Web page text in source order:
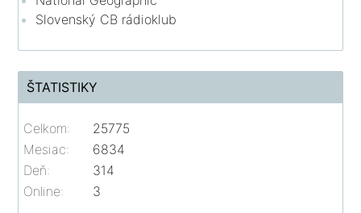
Slovenský CB rádioklub
ŠTATISTIKY
Online: 3
Celkom:
25775
Mesiac:
6834
Deň:
314